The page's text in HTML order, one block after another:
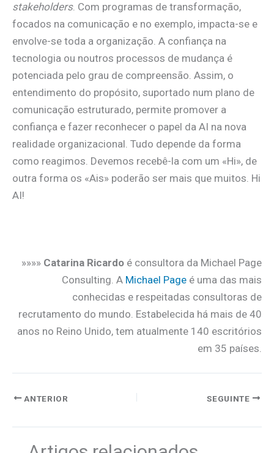
stakeholders. Com programas de transformação,
focados na comunicação e no exemplo, impacta-se e
envolve-se toda a organização. A confiança na
tecnologia ou noutros processos de mudança é
potenciada pelo grau de compreensão. Assim, o
entendimento do propósito, suportado num plano de
comunicação estruturado, permite promover a
confiança e fazer reconhecer o papel da AI na nova
realidade organizacional. Tudo depende da forma
como reagimos. Devemos recebê-la com um «Hi», de
outra forma os «Ais» poderão ser mais que muitos. Hi
AI!
»»»» Catarina Ricardo é consultora da Michael Page
Consulting. A Michael Page é uma das mais
conhecidas e respeitadas consultoras de
recrutamento do mundo. Estabelecida há mais de 40
anos no Reino Unido, tem atualmente 140 escritórios
em 35 países.
ANTERIOR SEGUINTE